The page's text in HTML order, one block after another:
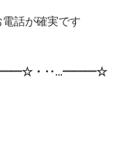
話が確実です
・‥…━━━☆